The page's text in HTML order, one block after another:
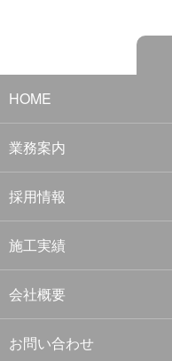
HOME
業務案内
採用情報
施工実績
会社概要
お問い合わせ